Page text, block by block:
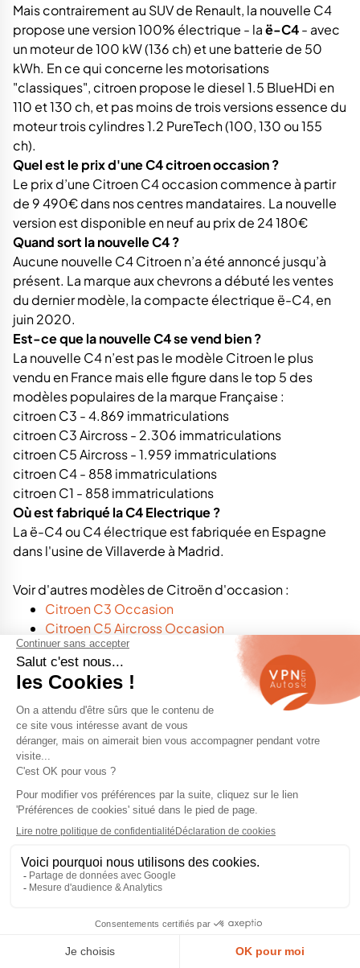
Mais contrairement au SUV de Renault, la nouvelle C4
propose une version 100% électrique - laë-C4- avec
un moteur de 100 kW (136 ch) et une batterie de 50
kWh. En ce qui concerne les motorisations
"classiques", citroen propose le diesel 1.5 BlueHDi en
110 et 130 ch, et pas moins de trois versions essence du
moteur trois cylindres 1.2 PureTech (100, 130 ou 155
ch).
Quel est le prix d'une C4 citroen occasion ?
Le prix d’une Citroen C4 occasion commence à partir
de 9 490€ dans nos centres mandataires. La nouvelle
version est disponible en neuf au prix de 24 180€
Quand sort la nouvelle C4 ?
Aucune nouvelle C4 Citroen n’a été annoncé jusqu’à
présent. La marque aux chevrons a débuté les ventes
du dernier modèle, la compacte électrique ë-C4, en
juin 2020.
Est-ce que la nouvelle C4 se vend bien ?
La nouvelle C4 n’est pas le modèle Citroen le plus
vendu en France mais elle figure dans le top 5 des
modèles populaires de la marque Française :
citroen C3 - 4.869 immatriculations
citroen C3 Aircross - 2.306 immatriculations
citroen C5 Aircross - 1.959 immatriculations
citroen C4 - 858 immatriculations
citroen C1 - 858 immatriculations
Où est fabriqué la C4 Electrique ?
La ë-C4 ou C4 électrique est fabriquée en Espagne
dans l'usine de Villaverde à Madrid.
Voir d'autres modèles de Citroën d'occasion :
Citroen C3 Occasion
Citroen C5 Aircross Occasion
Un crédit vous engage et doit être remboursé. Vérifiez
vos capacités de remboursement avant de vous
engager.
Voitures d’occasion par ville
Voiture occasion Alès
Voiture occasion Angers
Voiture occasion Ariège
Voiture occasion Beaune
Voiture occasion Bergerac
Voiture occasion Bordeaux
Voiture occasion Bort-Les-Orgues